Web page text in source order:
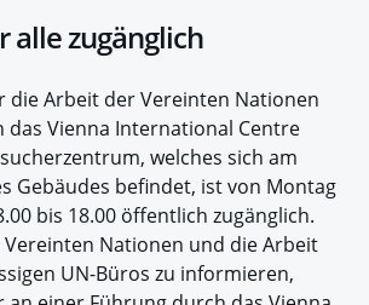
alle zugänglich
die Arbeit der Vereinten Nationen
das Vienna International Centre
welches sich am
Gebäudes befindet, ist von Montag
bis 18.00 öffentlich zugänglich.
Nationen und die Arbeit
UN-Büros zu informieren,